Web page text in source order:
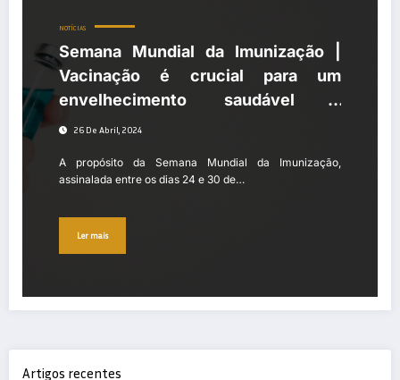
NOTÍCIAS
Semana Mundial da Imunização |
Vacinação é crucial para um
envelhecimento saudável e
sistemas de saúde mais
26 De Abril, 2024
A propósito da Semana Mundial da Imunização,
assinalada entre os dias 24 e 30 de…
Ler mais
Artigos recentes